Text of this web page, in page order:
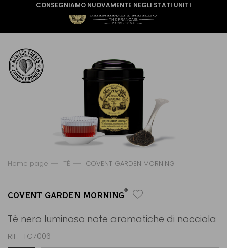
CONSEGNIAMO NUOVAMENTE NEGLI STATI UNITI
Home page TÈ COVENT GARDEN MORNING
COVENT GARDEN MORNING®
Tè nero luminoso note aromatiche di nocciola
RIF TC7006